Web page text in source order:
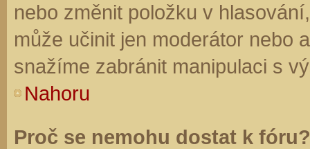
nebo změnit položku v
může učinit jen moderátor nebo
snažíme zabránit manipulaci s
Nahoru
Proč se nemohu dostat k fóru?